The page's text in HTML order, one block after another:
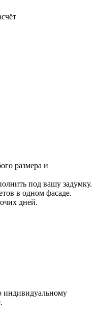
размера и
под вашу задумку.
в одном фасаде.
дней.
индивидуальному